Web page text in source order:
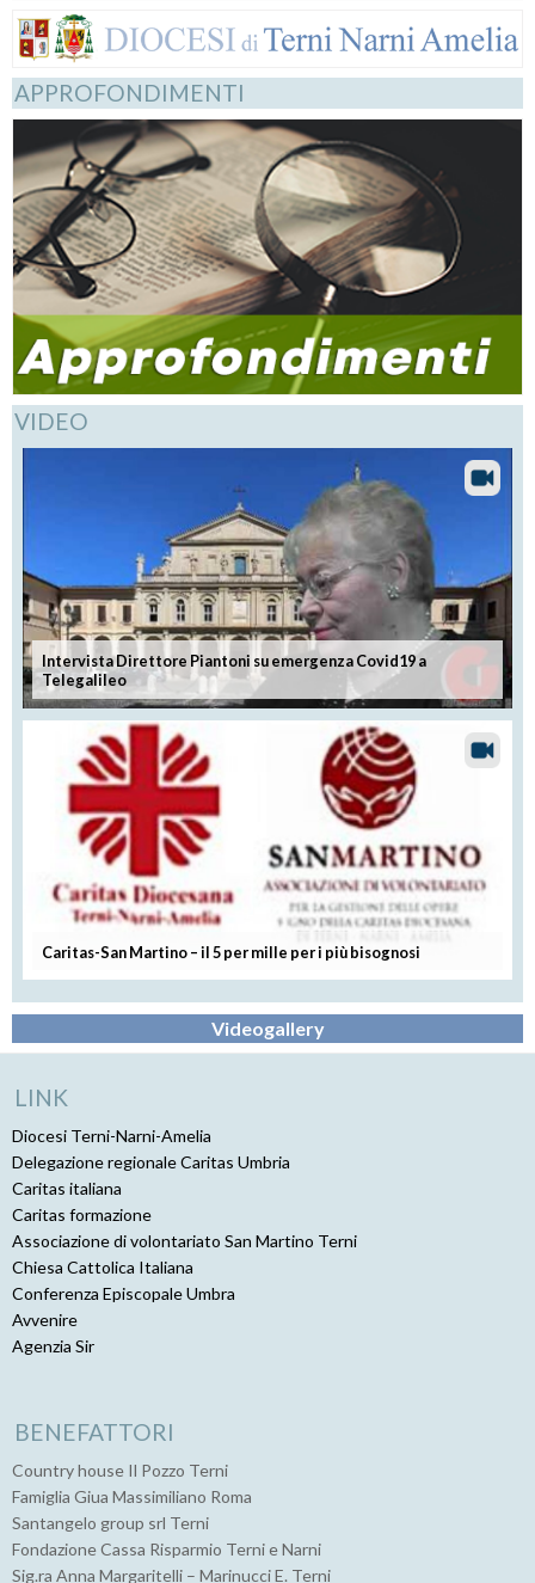
APPROFONDIMENTI
VIDEO
Intervista Direttore Piantoni su emergenza Covid19 a
Telegalileo
Caritas-San Martino – il 5 per mille per i più bisognosi
Videogallery
LINK
Diocesi Terni-Narni-Amelia
Delegazione regionale Caritas Umbria
Caritas italiana
Caritas formazione
Associazione di volontariato San Martino Terni
Chiesa Cattolica Italiana
Conferenza Episcopale Umbra
Avvenire
Agenzia Sir
BENEFATTORI
Country house Il Pozzo Terni
Famiglia Giua Massimiliano Roma
Santangelo group srl Terni
Fondazione Cassa Risparmio Terni e Narni
Sig.ra Anna Margaritelli – Marinucci E. Terni